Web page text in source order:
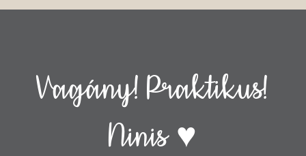
Vagány! Praktikus!
Ninis ♥